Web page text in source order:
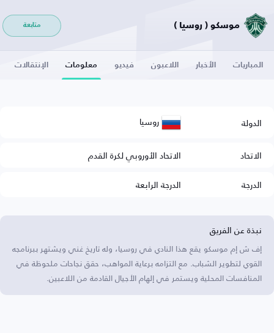
موسكو ( روسيا ) متابعة
المباريات الأخبار اللاعبون فيديو معلومات الإنتقالات
الدولة روسيا
الاتحاد
الاتحاد الأوروبي لكرة القدم
الدرجة
الدرجة الرابعة
نبذة عن الفريق
إف ش إم موسكو يقع هذا النادي في روسيا، وله تاريخ غني ويشتهر ببرنامجه
القوي لتطوير الشباب. مع التزامه برعاية المواهب، حقق نجاحات ملحوظة في
المنافسات المحلية ويستمر في إلهام الأجيال القادمة من اللاعبين.